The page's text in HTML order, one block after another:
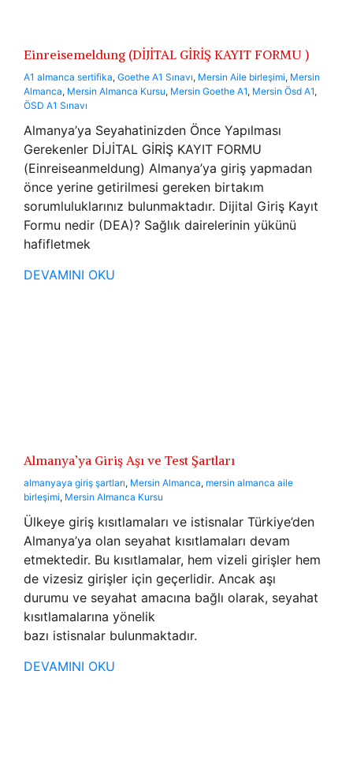
Einreisemeldung (DİJİTAL GİRİŞ KAYIT FORMU )
A1 almanca sertifika, Goethe A1 Sınavı, Mersin Aile birleşimi, Mersin
Almanca, Mersin Almanca Kursu, Mersin Goethe A1, Mersin Ösd A1,
ÖSD A1 Sınavı
Almanya’ya Seyahatinizden Önce Yapılması
Gerekenler DİJİTAL GİRİŞ KAYIT FORMU
(Einreiseanmeldung) Almanya’ya giriş yapmadan
önce yerine getirilmesi gereken birtakım
sorumluluklarınız bulunmaktadır. Dijital Giriş Kayıt
Formu nedir (DEA)? Sağlık dairelerinin yükünü
hafifletmek
DEVAMINI OKU
Almanya’ya Giriş Aşı ve Test Şartları
almanyaya giriş şartları, Mersin Almanca, mersin almanca aile
birleşimi, Mersin Almanca Kursu
Ülkeye giriş kısıtlamaları ve istisnalar Türkiye’den
Almanya’ya olan seyahat kısıtlamaları devam
etmektedir. Bu kısıtlamalar, hem vizeli girişler hem
de vizesiz girişler için geçerlidir. Ancak aşı
durumu ve seyahat amacına bağlı olarak, seyahat
kısıtlamalarına yönelik
bazı istisnalar bulunmaktadır.
DEVAMINI OKU